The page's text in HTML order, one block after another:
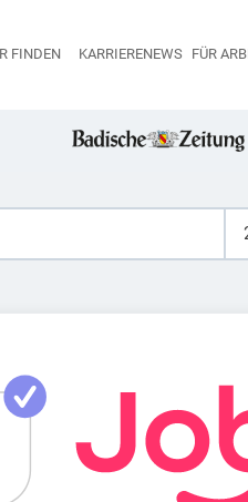
Haupt-Navigation
FINDEN KARRIERENEWS FÜR